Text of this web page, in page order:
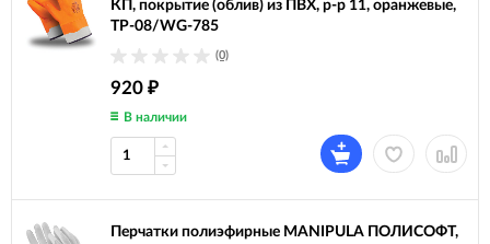
КП, покрытие (облив) из ПВХ, р-р 11, оранжевые,
ТР-08/WG-785
(0)
920 ₽
В наличии
Перчатки полиэфирные MANIPULA ПОЛИСОФТ,